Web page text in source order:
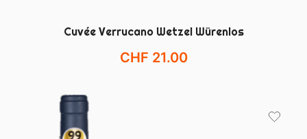
Cuvée Verrucano Wetzel Würenlos
CHF 21.00